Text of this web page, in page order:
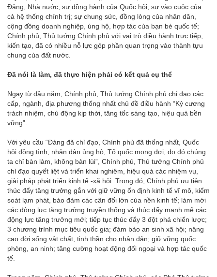
Đảng, Nhà nước; sự đồng hành của Quốc hội; sự vào cuộc của
cả hệ thống chính trị; sự chung sức, đồng lòng của nhân dân,
cộng đồng doanh nghiệp, ủng hộ, hợp tác của bạn bè quốc tế;
Chính phủ, Thủ tướng Chính phủ với vai trò điều hành trực tiếp,
kiến tạo, đã có nhiều nỗ lực góp phần quan trọng vào thành tựu
chung của đất nước.
Đã nói là làm, đã thực hiện phải có kết quả cụ thể
Ngay từ đầu năm, Chính phủ, Thủ tướng Chính phủ chỉ đạo các
cấp, ngành, địa phương thống nhất chủ đề điều hành “Kỷ cương
trách nhiệm, chủ động kịp thời, tăng tốc sáng tạo, hiệu quả bền
vững”.
Với yêu cầu “Đảng đã chỉ đạo, Chính phủ đã thống nhất, Quốc
hội đồng tình, nhân dân ủng hộ, Tổ quốc mong đợi, do đó chúng
ta chỉ bàn làm, không bàn lùi”, Chính phủ, Thủ tướng Chính phủ
chỉ đạo quyết liệt và triển khai nghiêm, hiệu quả các nhiệm vụ,
giải pháp phát triển kinh tế -xã hội. Trong đó, Chính phủ ưu tiên
thúc đẩy tăng trưởng gắn với giữ vững ổn định kinh tế vĩ mô, kiểm
soát lạm phát, bảo đảm các cân đối lớn của nền kinh tế; làm mới
các động lực tăng trưởng truyền thống và thúc đẩy mạnh mẽ các
động lực tăng trưởng mới; tiếp tục thúc đẩy 3 đột phá chiến lược;
3 chương trình mục tiêu quốc gia; đảm bảo an sinh xã hội; nâng
cao đời sống vật chất, tinh thần cho nhân dân; giữ vững quốc
phòng, an ninh; tăng cường hoạt động đối ngoại và hợp tác quốc
tế.